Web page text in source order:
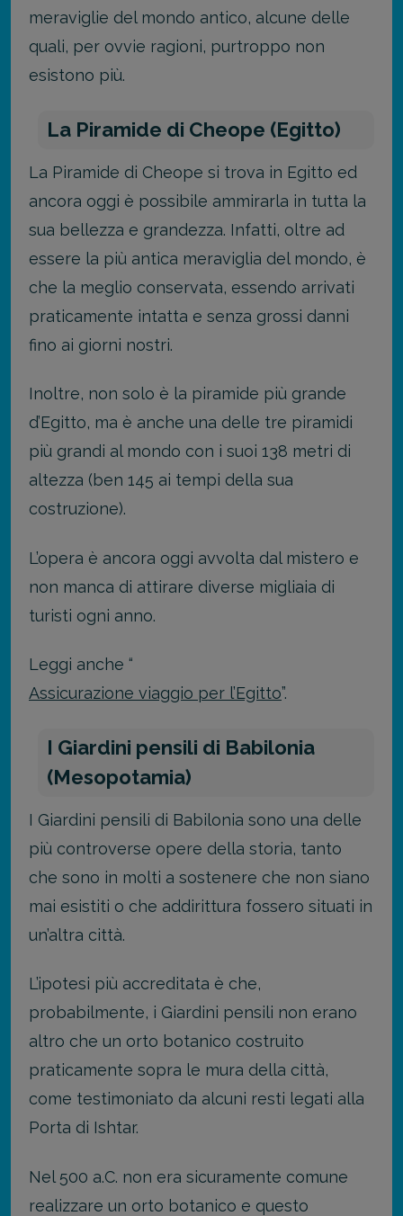
meraviglie del mondo antico, alcune delle
quali, per ovvie ragioni, purtroppo non
esistono più.
La Piramide di Cheope (Egitto)
La Piramide di Cheope si trova in Egitto ed
ancora oggi è possibile ammirarla in tutta la
sua bellezza e grandezza. Infatti, oltre ad
essere la più antica meraviglia del mondo, è
che la meglio conservata, essendo arrivati
praticamente intatta e senza grossi danni
fino ai giorni nostri.
Inoltre, non solo è la piramide più grande
d’Egitto, ma è anche una delle tre piramidi
più grandi al mondo con i suoi 138 metri di
altezza (ben 145 ai tempi della sua
costruzione).
L’opera è ancora oggi avvolta dal mistero e
non manca di attirare diverse migliaia di
turisti ogni anno.
Leggi anche “
Assicurazione viaggio per l’Egitto”.
I Giardini pensili di Babilonia
(Mesopotamia)
I Giardini pensili di Babilonia sono una delle
più controverse opere della storia, tanto
che sono in molti a sostenere che non siano
mai esistiti o che addirittura fossero situati in
un’altra città.
L’ipotesi più accreditata è che,
probabilmente, i Giardini pensili non erano
altro che un orto botanico costruito
praticamente sopra le mura della città,
come testimoniato da alcuni resti legati alla
Porta di Ishtar.
Nel 500 a.C. non era sicuramente comune
realizzare un orto botanico e questo